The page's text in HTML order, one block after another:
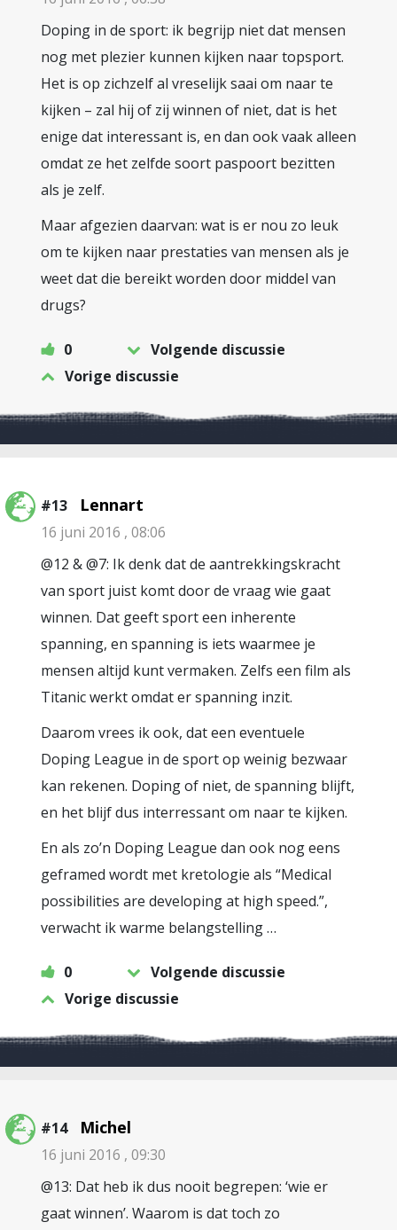
Doping in de sport: ik begrijp niet dat mensen
nog met plezier kunnen kijken naar topsport.
Het is op zichzelf al vreselijk saai om naar te
kijken – zal hij of zij winnen of niet, dat is het
enige dat interessant is, en dan ook vaak alleen
omdat ze het zelfde soort paspoort bezitten
als je zelf.
Maar afgezien daarvan: wat is er nou zo leuk
om te kijken naar prestaties van mensen als je
weet dat die bereikt worden door middel van
drugs?
0
Volgende discussie
Vorige discussie
#13 Lennart
16 juni 2016 , 08:06
@12 & @7: Ik denk dat de aantrekkingskracht
van sport juist komt door de vraag wie gaat
winnen. Dat geeft sport een inherente
spanning, en spanning is iets waarmee je
mensen altijd kunt vermaken. Zelfs een film als
Titanic werkt omdat er spanning inzit.
Daarom vrees ik ook, dat een eventuele
Doping League in de sport op weinig bezwaar
kan rekenen. Doping of niet, de spanning blijft,
en het blijf dus interressant om naar te kijken.
En als zo’n Doping League dan ook nog eens
geframed wordt met kretologie als “Medical
possibilities are developing at high speed.”,
verwacht ik warme belangstelling …
0
Volgende discussie
Vorige discussie
#14 Michel
16 juni 2016 , 09:30
@13: Dat heb ik dus nooit begrepen: ‘wie er
gaat winnen’. Waarom is dat toch zo